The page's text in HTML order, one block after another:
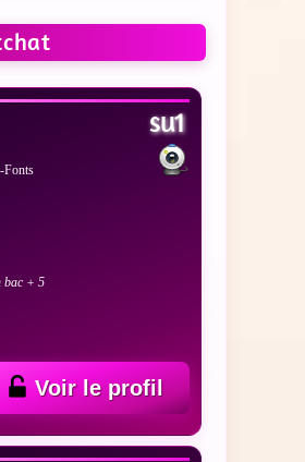
su1
Fonts
bac + 5
Voir le profil